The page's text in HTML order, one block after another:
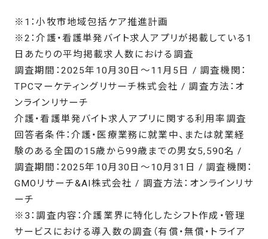
※1：小牧市地域包括ケア推進計画
※2：介護・看護単発バイト求人アプリが掲載している1
日あたりの平均掲載求人数における調査
調査期間：2025年10月30日～11月5日 / 調査機関：
TPCマーケティングリサーチ株式会社 / 調査方法：オ
ンラインリサーチ
介護・看護単発バイト求人アプリに関する利用率調査
回答者条件：介護・医療業務に就業中、または就業経
験のある全国の15歳から99歳までの男女5,590名 /
調査期間：2025年10月30日～10月31日 / 調査機関：
GMOリサーチ&AI株式会社 / 調査方法：オンラインリサ
ーチ
※3：調査内容：介護業界に特化したシフト作成・管理
サービスにおける導入数の調査（有償・無償・トライア